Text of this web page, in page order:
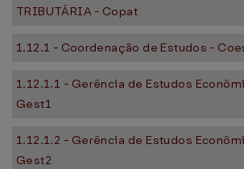
TRIBUTÁRIA - Copat
1.12.1 - Coordenação de Estudos -
1.12.1.1 - Gerência de Estudos
Gest1
1.12.1.2 - Gerência de Estudos
Gest2